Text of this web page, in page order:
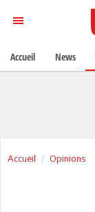
Accueil Opinions
Accueil News